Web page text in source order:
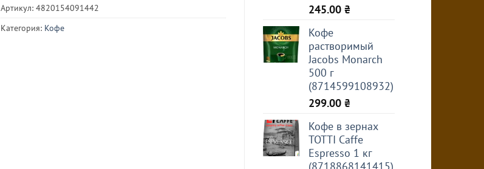
245.00 ₴
Кофе
растворимый
Jacobs Monarch
500 г
(8714599108932)
299.00 ₴
Кофе в зернах
TOTTI Caffe
Espresso 1 кг
Артикул: 4820154091442
Категория: Кофе